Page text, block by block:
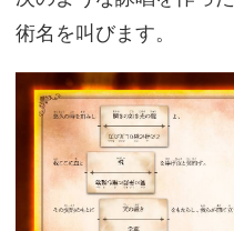
術名を叫びます。